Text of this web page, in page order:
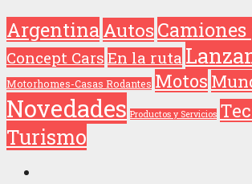
ArgentinaAutosCamiones
Concept Cars En la ruta
Motorhomes-Casas Rodantes Motos
Novedades Productos y Servicios
Turismo